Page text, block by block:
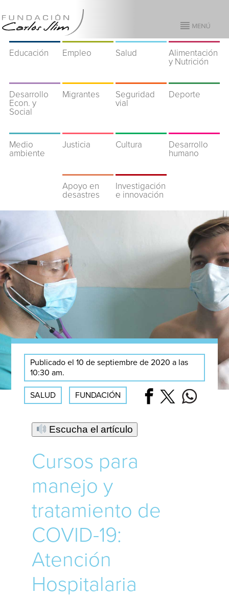
Educación Empleo Salud
Alimentación
y Nutrición
Desarrollo
Econ. y
Social
Migrantes
Seguridad
vial
Deporte
Medio
ambiente
Justicia Cultura
Desarrollo
humano
Apoyo en
desastres
Investigación
e innovación
Publicado el 10 de septiembre de 2020 a las
10:30 am.
SALUD FUNDACIÓN
Escucha el artículo
Cursos para
manejo y
tratamiento de
COVID-19:
Atención
Hospitalaria